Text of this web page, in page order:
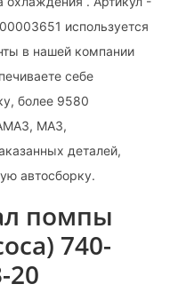
используется
в нашей компании
себе
более 9580
МАЗ,
деталей,
автосборку.
помпы
740-
20